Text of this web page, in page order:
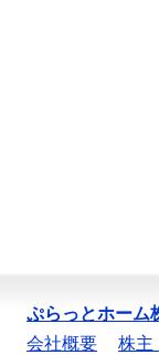
ぷらっとホーム
会社概要
株主